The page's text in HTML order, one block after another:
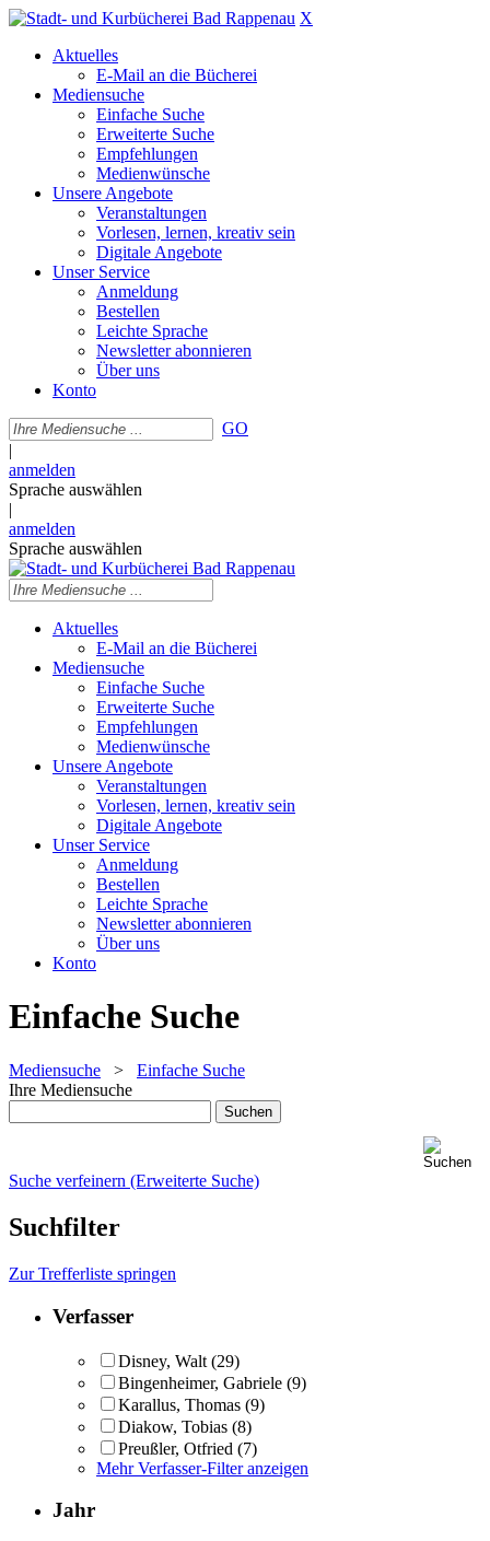
X
Aktuelles
E-Mail an die Bücherei
Mediensuche
Einfache Suche
Erweiterte Suche
Empfehlungen
Medienwünsche
Unsere Angebote
Veranstaltungen
Vorlesen, lernen, kreativ sein
Digitale Angebote
Unser Service
Anmeldung
Bestellen
Leichte Sprache
Newsletter abonnieren
Über uns
Konto
GO
|
anmelden
Sprache auswählen
|
anmelden
Sprache auswählen
Aktuelles
E-Mail an die Bücherei
Mediensuche
Einfache Suche
Erweiterte Suche
Empfehlungen
Medienwünsche
Unsere Angebote
Veranstaltungen
Vorlesen, lernen, kreativ sein
Digitale Angebote
Unser Service
Anmeldung
Bestellen
Leichte Sprache
Newsletter abonnieren
Über uns
Konto
Einfache Suche
Mediensuche > Einfache Suche
Ihre Mediensuche
Suche verfeinern (Erweiterte Suche)
Suchfilter
Zur Trefferliste springen
Verfasser
Disney, Walt (29)
Bingenheimer, Gabriele (9)
Karallus, Thomas (9)
Diakow, Tobias (8)
Preußler, Otfried (7)
Mehr Verfasser-Filter anzeigen
Jahr